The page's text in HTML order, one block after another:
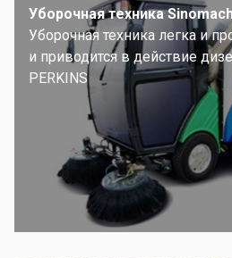
Уборочная техника
Уборочная техника легка и
и приводится в действие
PERKINS